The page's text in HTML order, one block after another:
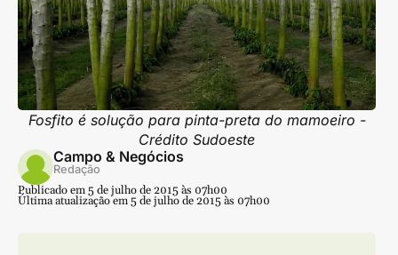
Fosfito é solução para pinta-preta do mamoeiro -
Crédito Sudoeste
Campo & Negócios
Redação
Publicado em 5 de julho de 2015 às 07h00
Última atualização em 5 de julho de 2015 às 07h00